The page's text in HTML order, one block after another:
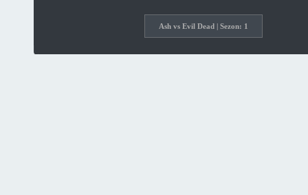
Ash vs Evil Dead | Sezon: 1